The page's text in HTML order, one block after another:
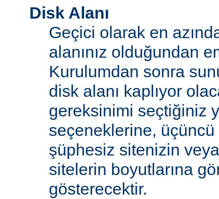
Disk Alanı
Geçici olarak en
alanınız olduğundan
Kurulumdan sonra
disk alanı kaplıyor
gereksinimi seçtiğiniz
seçeneklerine,
şüphesiz sitenizin
sitelerin boyutlarına
gösterecektir.